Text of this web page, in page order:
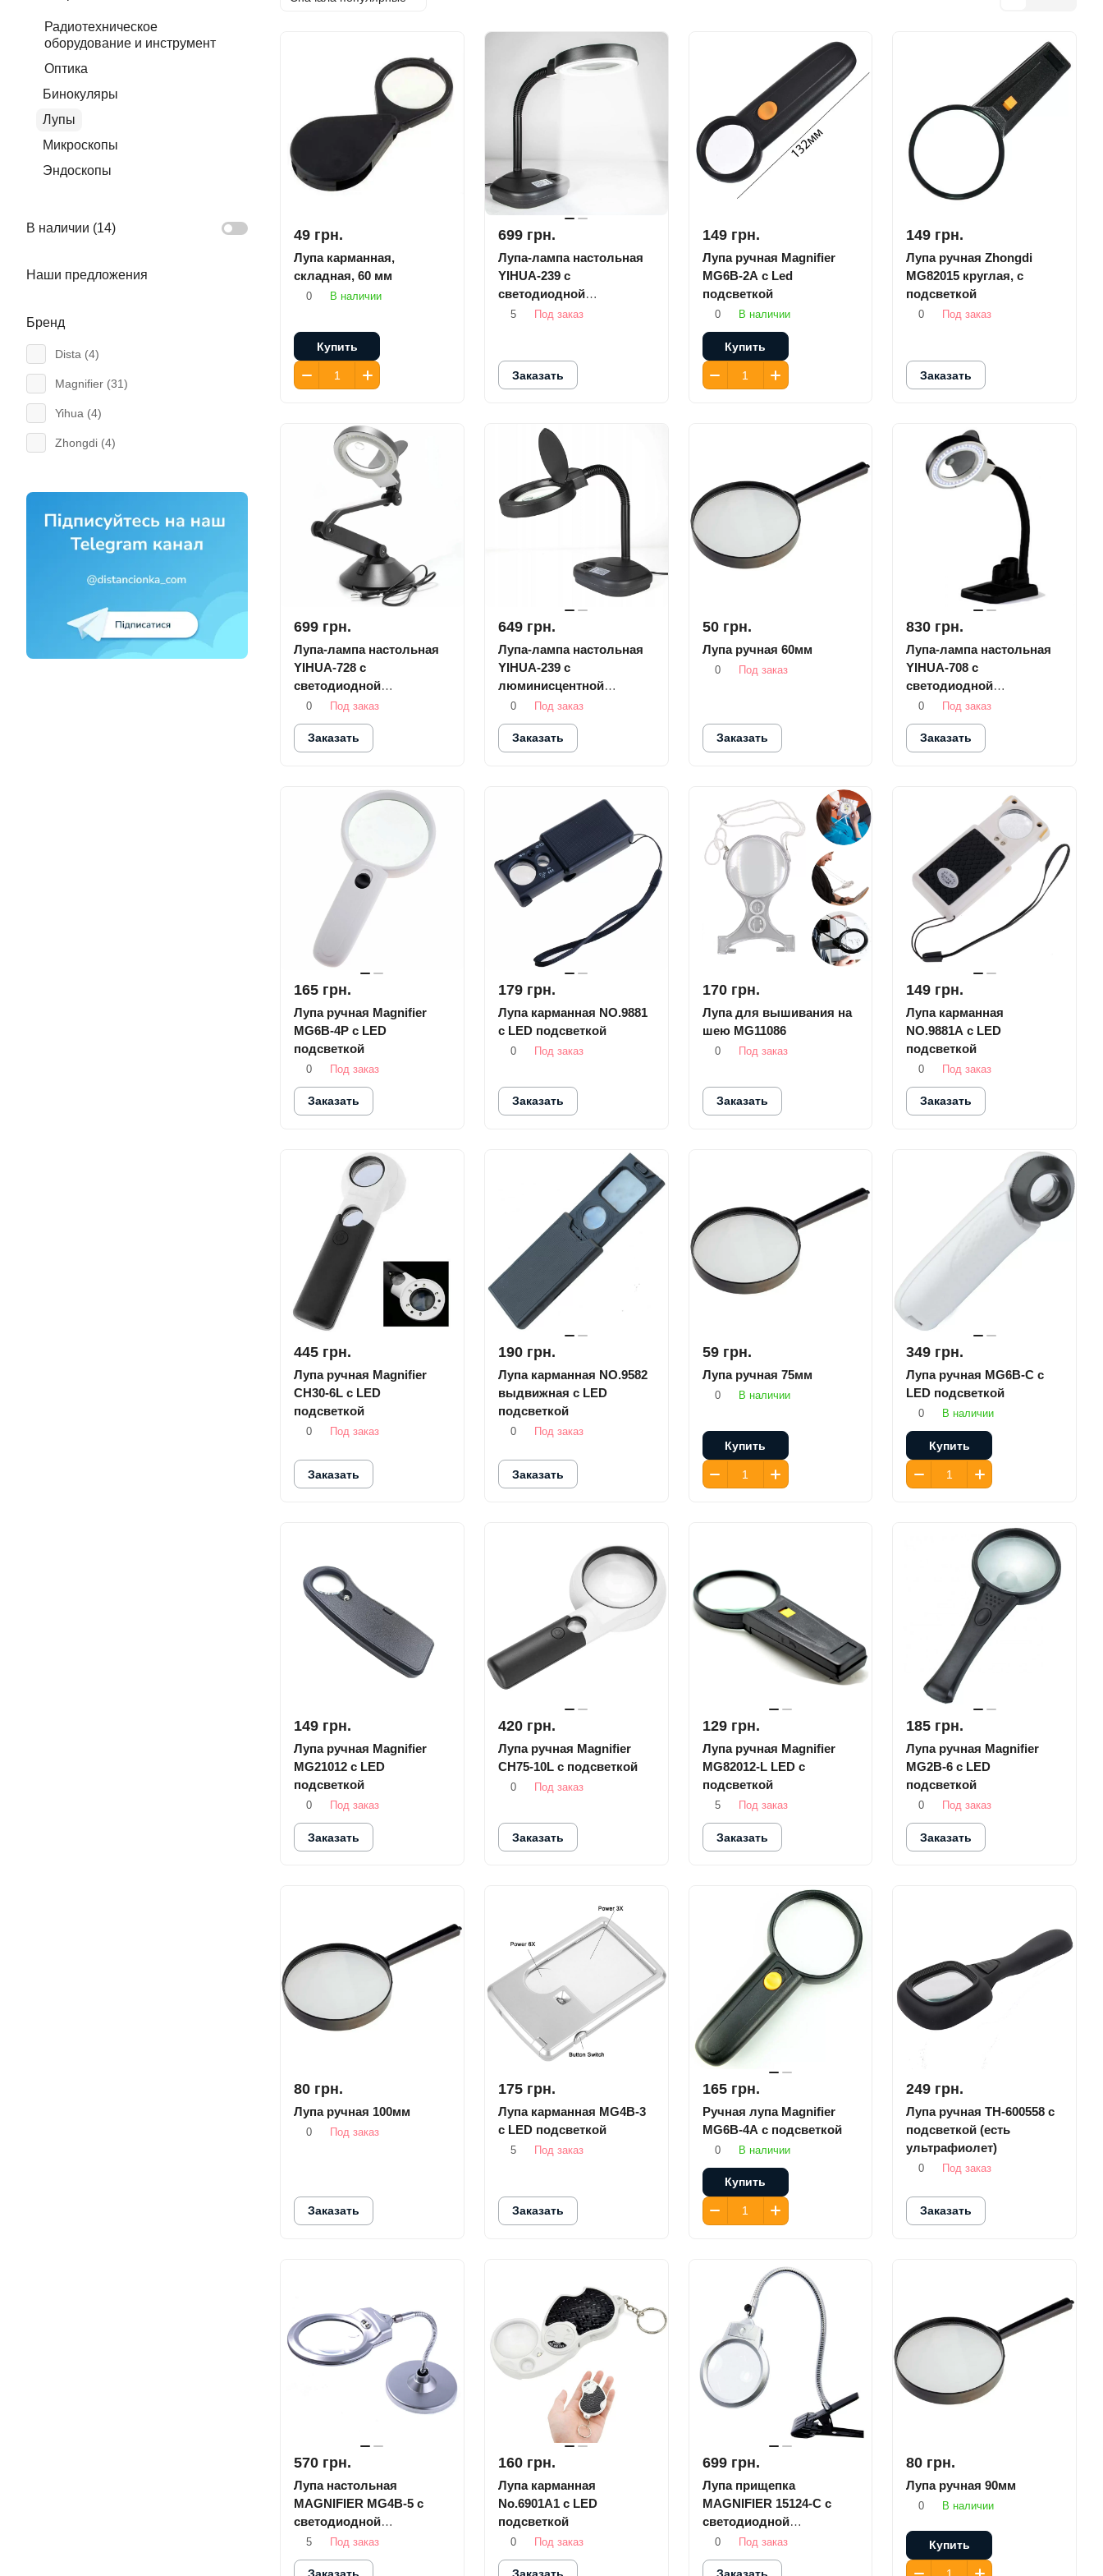
49 грн.
Лупа карманная,
складная, 60 мм
0 В наличии
Купить
699 грн.
Лупа-лампа настольная
YIHUA-239 с
светодиодной
подсветкой
5 Под заказ
Заказать
149 грн.
Лупа ручная Magnifier
MG6B-2A с Led
подсветкой
0 В наличии
Купить
149 грн.
Лупа ручная Zhongdi
MG82015 круглая, с
подсветкой
0 Под заказ
Заказать
699 грн.
Лупа-лампа настольная
YIHUA-728 с
светодиодной
подсветкой
0 Под заказ
Заказать
649 грн.
Лупа-лампа настольная
YIHUA-239 с
люминисцентной
подсветкой
0 Под заказ
Заказать
50 грн.
Лупа ручная 60мм
0 Под заказ
Заказать
830 грн.
Лупа-лампа настольная
YIHUA-708 с
светодиодной
подсветкой
0 Под заказ
Заказать
165 грн.
Лупа ручная Magnifier
MG6B-4P с LED
подсветкой
0 Под заказ
Заказать
179 грн.
Лупа карманная NO.9881
с LED подсветкой
0 Под заказ
Заказать
170 грн.
Лупа для вышивания на
шею MG11086
0 Под заказ
Заказать
149 грн.
Лупа карманная
NO.9881А с LED
подсветкой
0 Под заказ
Заказать
445 грн.
Лупа ручная Magnifier
CH30-6L c LED
подсветкой
0 Под заказ
Заказать
190 грн.
Лупа карманная NO.9582
выдвижная с LED
подсветкой
0 Под заказ
Заказать
59 грн.
Лупа ручная 75мм
0 В наличии
Купить
349 грн.
Лупа ручная MG6B-C с
LED подсветкой
0 В наличии
Купить
149 грн.
Лупа ручная Magnifier
MG21012 с LED
подсветкой
0 Под заказ
Заказать
420 грн.
Лупа ручная Magnifier
CH75-10L с подсветкой
0 Под заказ
Заказать
129 грн.
Лупа ручная Magnifier
MG82012-L LED с
подсветкой
5 Под заказ
Заказать
185 грн.
Лупа ручная Magnifier
MG2B-6 c LED
подсветкой
0 Под заказ
Заказать
80 грн.
Лупа ручная 100мм
0 Под заказ
Заказать
175 грн.
Лупа карманная MG4B-3
с LED подсветкой
5 Под заказ
Заказать
165 грн.
Ручная лупа Magnifier
MG6B-4A с подсветкой
0 В наличии
Купить
249 грн.
Лупа ручная TH-600558 с
подсветкой (есть
ультрафиолет)
0 Под заказ
Заказать
570 грн.
Лупа настольная
MAGNIFIER MG4B-5 с
светодиодной
подсветкой
5 Под заказ
160 грн.
Лупа карманная
No.6901A1 с LED
подсветкой
0 Под заказ
699 грн.
Лупа прищепка
MAGNIFIER 15124-C с
светодиодной
подсветкой
0 Под заказ
80 грн.
Лупа ручная 90мм
0 В наличии
Купить
Радиотехническое
оборудование и инструмент
Оптика
Бинокуляры
Лупы
Микроскопы
Эндоскопы
В наличии (14)
Наши предложения
Бренд
Dista (4)
Magnifier (31)
Yihua (4)
Zhongdi (4)